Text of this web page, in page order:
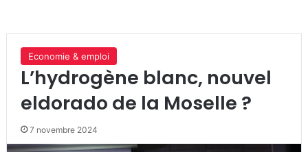
Economie & emploi
L’hydrogène blanc, nouvel
eldorado de la Moselle ?
7 novembre 2024